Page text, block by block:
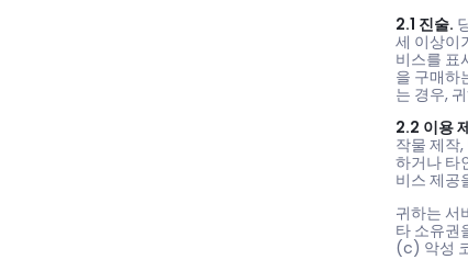
2.1 진술.
세 이상이
비스를 표
을 구매하
는 경우,
2.2 이용
작물 제작
하거나 타
비스 제공
귀하는 서
타 소유권
(c) 악성